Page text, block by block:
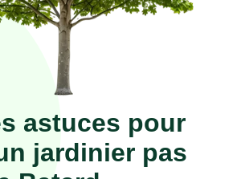
astuces pour
jardinier pas